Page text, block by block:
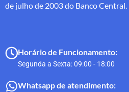
de julho de 2003 do Banco Central.
Horário de Funcionamento:
Segunda a Sexta: 09:00 - 18:00
Whatsapp de atendimento: